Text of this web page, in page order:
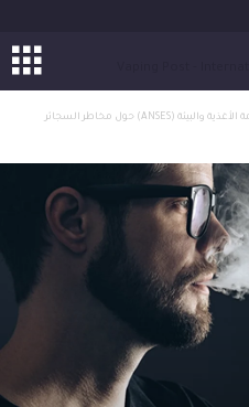
فرنسا: تقرير وكالة سلامة الأغذية والبيئة (ANSES) حول مخاطر السجائر